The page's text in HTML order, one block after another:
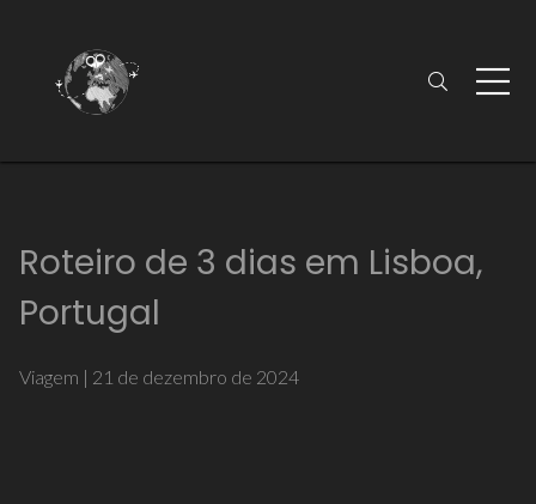
Roteiro de 3 dias em Lisboa,
Portugal
Viagem | 21 de dezembro de 2024